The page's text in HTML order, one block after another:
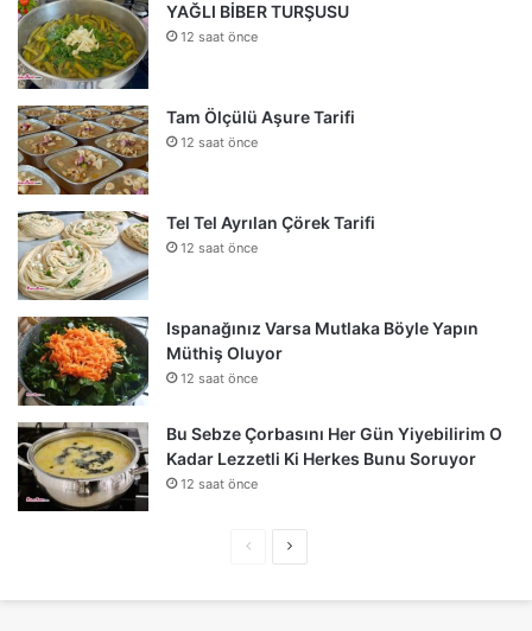
YAĞLI BİBER TURŞUSU
12 saat önce
Tam Ölçülü Aşure Tarifi
12 saat önce
Tel Tel Ayrılan Çörek Tarifi
12 saat önce
Ispanağınız Varsa Mutlaka Böyle Yapın
Müthiş Oluyor
12 saat önce
Bu Sebze Çorbasını Her Gün Yiyebilirim O
Kadar Lezzetli Ki Herkes Bunu Soruyor
12 saat önce
ÖncekiSonraki